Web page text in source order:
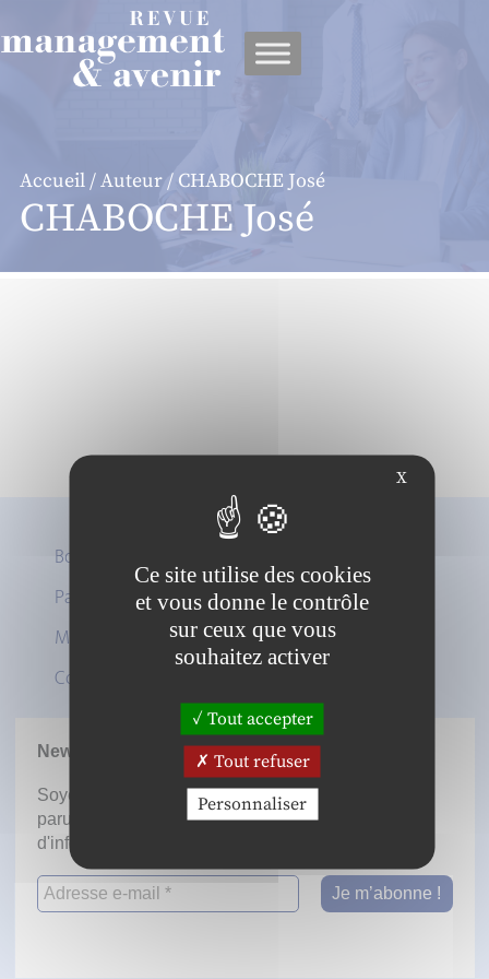
Accueil/Auteur/ CHABOCHE José
CHABOCHE José
Boutique
Panier
Mon compte
Contact
Twitter
LinkedIn
Newsletter
Soyez informé dès la mise en ligne des prochaines
parutions en vous inscrivant à notre lettre
d'information.
Panneau de gestion des cookies
X
Ce site utilise des cookies
et vous donne le contrôle
sur ceux que vous
souhaitez activer
Tout accepter
Tout refuser
Personnaliser